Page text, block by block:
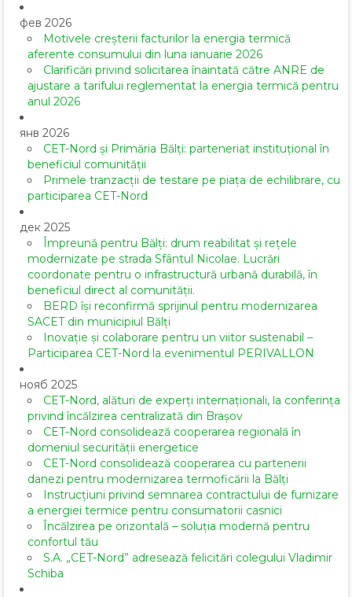
фев 2026
Motivele creșterii facturilor la energia termică
aferente consumului din luna ianuarie 2026
Clarificări privind solicitarea înaintată către ANRE de
ajustare a tarifului reglementat la energia termică pentru
anul 2026
янв 2026
CET-Nord și Primăria Bălți: parteneriat instituțional în
beneficiul comunității
Primele tranzacții de testare pe piața de echilibrare, cu
participarea CET-Nord
дек 2025
Împreună pentru Bălți: drum reabilitat și rețele
modernizate pe strada Sfântul Nicolae. Lucrări
coordonate pentru o infrastructură urbană durabilă, în
beneficiul direct al comunității.
BERD își reconfirmă sprijinul pentru modernizarea
SACET din municipiul Bălți
Inovație și colaborare pentru un viitor sustenabil –
Participarea CET-Nord la evenimentul PERIVALLON
нояб 2025
CET-Nord, alături de experți internaționali, la conferința
privind încălzirea centralizată din Brașov
CET-Nord consolidează cooperarea regională în
domeniul securității energetice
CET-Nord consolidează cooperarea cu partenerii
danezi pentru modernizarea termoficării la Bălți
Instrucțiuni privind semnarea contractului de furnizare
a energiei termice pentru consumatorii casnici
Încălzirea pe orizontală – soluția modernă pentru
confortul tău
S.A. „CET-Nord” adresează felicitări colegului Vladimir
Schiba